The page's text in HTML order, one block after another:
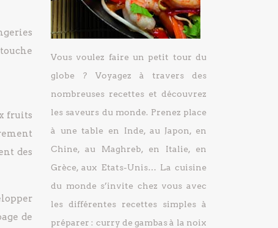
fruits
des
de
Vous voulez faire un petit tour du
globe ? Voyagez à travers des
nombreuses recettes et découvrez
les saveurs du monde. Prenez place
à une table en Inde, au Japon, en
Chine, au Maghreb, en Italie, en
Grèce, aux Etats-Unis… La cuisine
du monde s’invite chez vous avec
les différentes recettes simples à
préparer : curry de gambas à la noix